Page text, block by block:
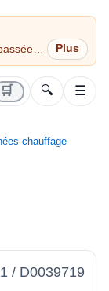
🛒 🔍 ☰
chauffage
/ D0039719